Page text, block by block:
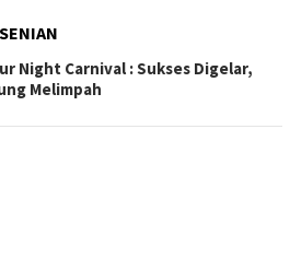
Night Carnival : Sukses Digelar,
Melimpah